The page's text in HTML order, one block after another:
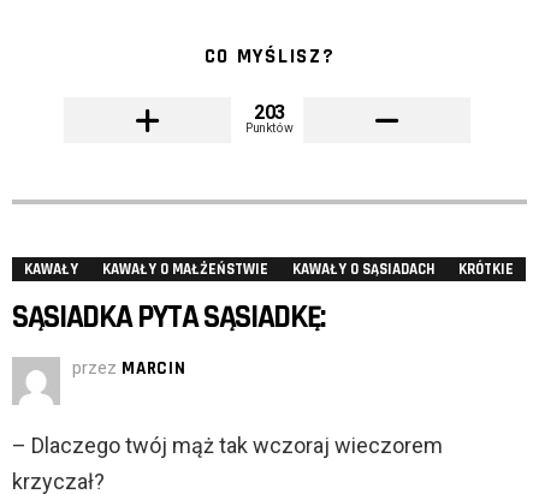
CO MYŚLISZ?
203
Punktów
KAWAŁY KAWAŁY O MAŁŻEŃSTWIE KAWAŁY O SĄSIADACH KRÓTKIE
SĄSIADKA PYTA SĄSIADKĘ:
przez MARCIN
– Dlaczego twój mąż tak wczoraj wieczorem
krzyczał?